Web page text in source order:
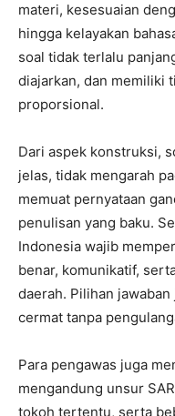
materi, kesesuaian
hingga kelayakan
soal tidak terlalu
diajarkan, dan memiliki
proporsional.
Dari aspek konstruksi,
jelas, tidak mengarah
memuat pernyataan
penulisan yang baku.
Indonesia wajib
benar, komunikatif,
daerah. Pilihan
cermat tanpa
Para pengawas juga
mengandung unsur
tokoh tertentu, serta